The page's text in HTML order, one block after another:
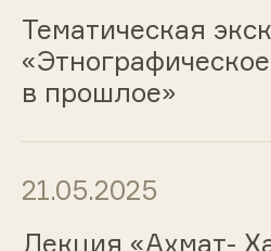
Тематическая
в прошлое»
21.05.2025
Лекция «Ахмат-